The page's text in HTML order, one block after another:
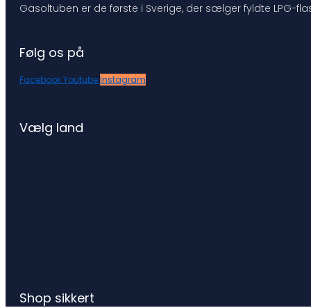
Gasoltuben er de første i Sverige, der sælger fyldte LPG-
Følg os på
FacebookYoutubeInstagram
Vælg land
Shop sikkert